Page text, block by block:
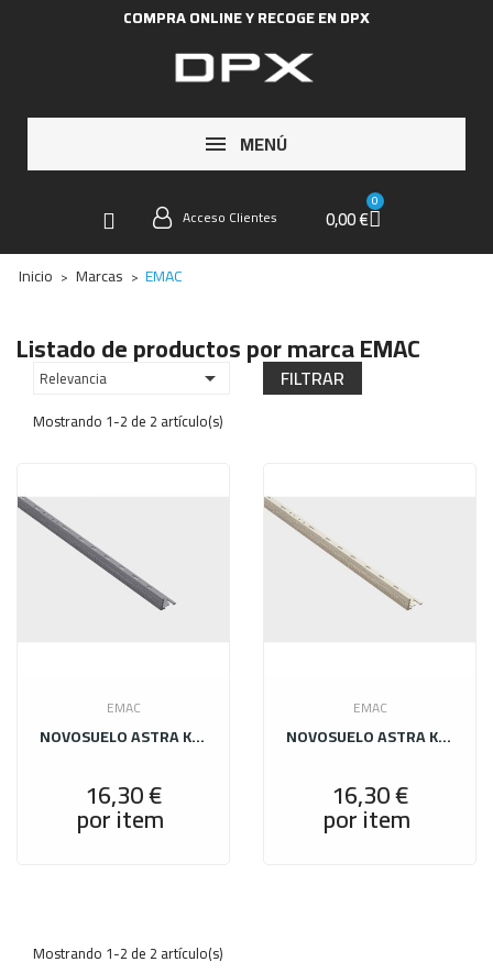
COMPRA ONLINE Y RECOGE EN DPX
MENÚ
Acceso Clientes 0,00 €
Inicio Marcas EMAC
Listado de productos por marca EMAC
Relevancia  FILTRAR
Mostrando 1-2 de 2 artículo(s)
EMAC
NOVOSUELO ASTRA KOMBU 12X2500 CENIZA 170
16,30 €
por item
EMAC
NOVOSUELO ASTRA KOMBU 12X2500 CEMENTO 164
16,30 €
por item
Mostrando 1-2 de 2 artículo(s)